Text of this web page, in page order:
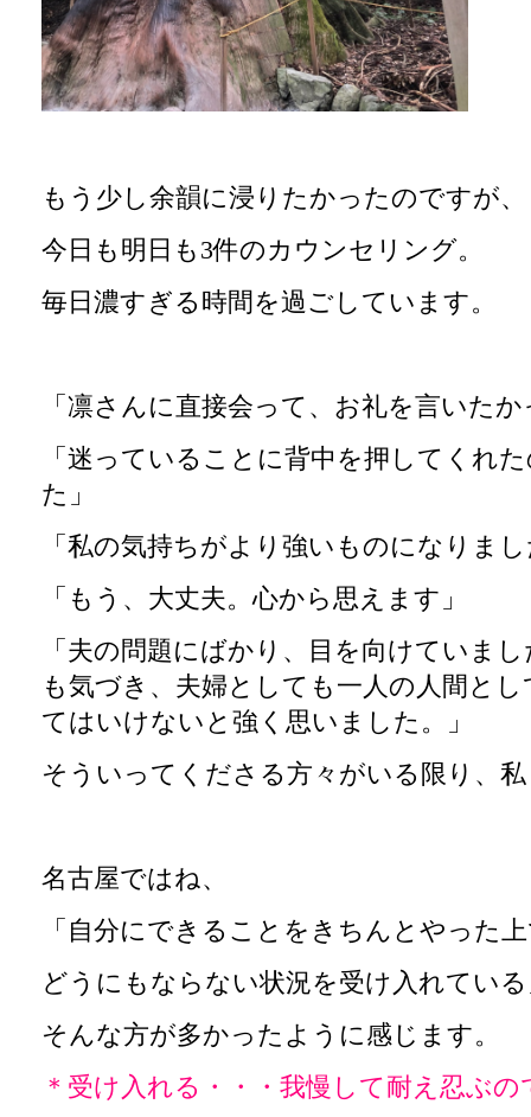
もう少し余韻に浸りたかったのですが、
今日も明日も3件のカウンセリング。
毎日濃すぎる時間を過ごしています。
「凛さんに直接会って、お礼を言いた
「迷っていることに背中を押してくれ
た」
「私の気持ちがより強いものになりま
「もう、大丈夫。心から思えます」
「夫の問題にばかり、目を向けていま
も気づき、夫婦としても一人の人間と
てはいけないと強く思いました。」
そういってくださる方々がいる限り、
名古屋ではね、
「自分にできることをきちんとやった
どうにもならない状況を受け入れてい
そんな方が多かったように感じます。
＊受け入れる・・・我慢して耐え忍ぶ